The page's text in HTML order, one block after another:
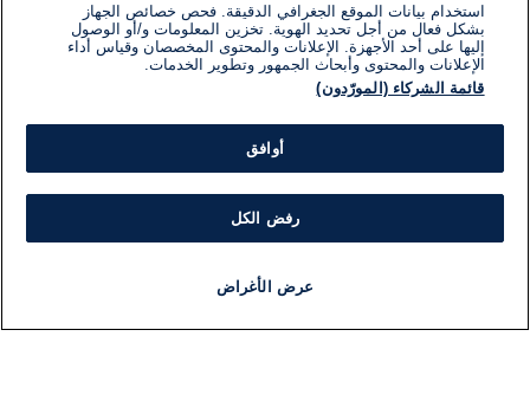
استخدام بيانات الموقع الجغرافي الدقيقة. فحص خصائص الجهاز
بشكل فعال من أجل تحديد الهوية. تخزين المعلومات و/أو الوصول
إليها على أحد الأجهزة. الإعلانات والمحتوى المخصصان وقياس أداء
الإعلانات والمحتوى وأبحاث الجمهور وتطوير الخدمات.
قائمة الشركاء (المورّدون)
أوافق
رفض الكل
عرض الأغراض